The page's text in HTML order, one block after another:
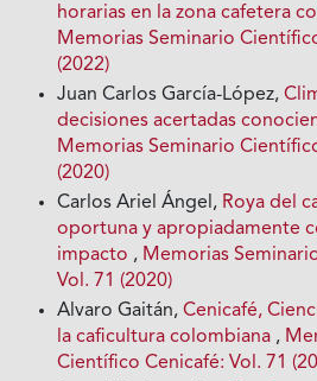
horarias en la zona cafetera
Memorias Seminario
(2022)
Juan Carlos García-López,
decisiones acertadas
Memorias Seminario
(2020)
Carlos Ariel Ángel, Roya del
oportuna y apropiadamente
impacto , Memorias
Vol. 71 (2020)
Alvaro Gaitán,Cenicafé,
la caficultura colombiana ,
Científico Cenicafé: Vol. 71